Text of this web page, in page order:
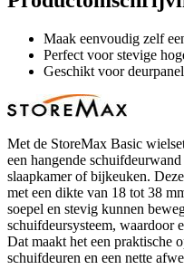
Maak eenvoudig zelf
Perfect voor stevige
Geschikt voor
Met de StoreMax Basic
een hangende
slaapkamer of bijkeuken.
met een dikte van 18 tot 38
soepel en stevig kunnen
schuifdeursysteem, waardoor
Dat maakt het een praktische
schuifdeuren en een nette